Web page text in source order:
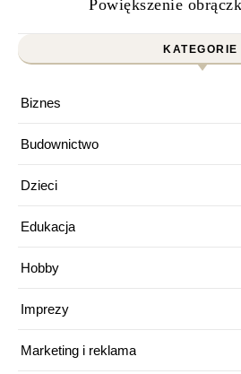
Powiększenie
KATEGORIE
Biznes
Budownictwo
Dzieci
Edukacja
Hobby
Imprezy
Marketing i reklama